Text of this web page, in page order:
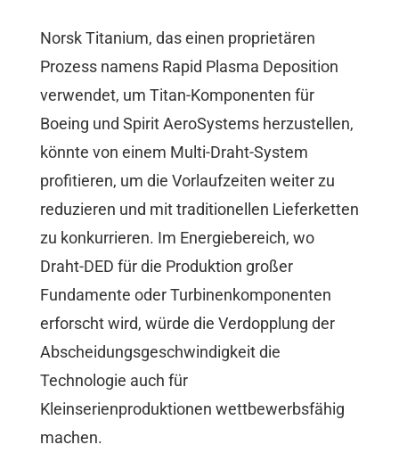
Norsk Titanium, das einen proprietären
Prozess namens Rapid Plasma Deposition
verwendet, um Titan-Komponenten für
Boeing und Spirit AeroSystems herzustellen,
könnte von einem Multi-Draht-System
profitieren, um die Vorlaufzeiten weiter zu
reduzieren und mit traditionellen Lieferketten
zu konkurrieren. Im Energiebereich, wo
Draht-DED für die Produktion großer
Fundamente oder Turbinenkomponenten
erforscht wird, würde die Verdopplung der
Abscheidungsgeschwindigkeit die
Technologie auch für
Kleinserienproduktionen wettbewerbsfähig
machen.